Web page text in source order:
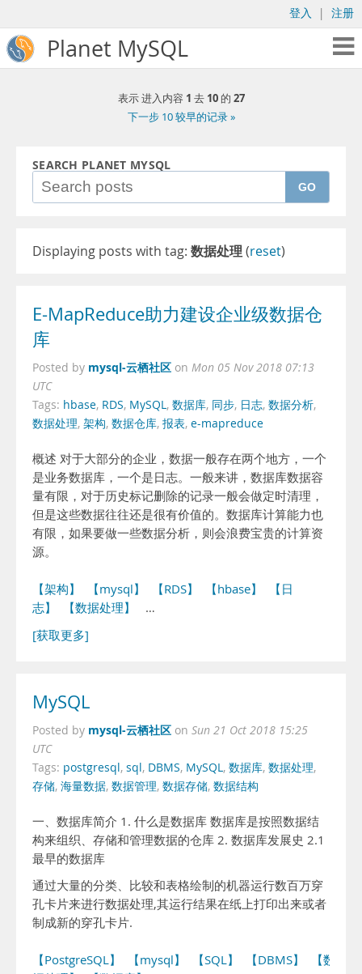
登入 | 注册
Planet MySQL
表示 进入内容 1 去 10的 27
下一步 10 较早的记录 »
SEARCH PLANET MYSQL
GO
Displaying posts with tag: 数据处理 (reset)
E-MapReduce助力建设企业级数据仓
库
Posted by mysql-云栖社区 on Mon 05 Nov 2018 07:13
UTC
Tags: hbase, RDS, MySQL, 数据库, 同步, 日志, 数据分析,
数据处理, 架构, 数据仓库, 报表, e-mapreduce
概述 对于大部分的企业，数据一般存在两个地方，一个
是业务数据库，一个是日志。一般来讲，数据库数据容
量有限，对于历史标记删除的记录一般会做定时清理，
但是这些数据往往还是很有价值的。数据库计算能力也
有限，如果要做一些数据分析，则会浪费宝贵的计算资
源。
【架构】 【mysql】 【RDS】 【hbase】
【日
志】
【数据处理】
…
[获取更多]
MySQL
Posted by mysql-云栖社区 on Sun 21 Oct 2018 15:25
UTC
Tags: postgresql, sql, DBMS, MySQL, 数据库, 数据处理,
存储, 海量数据, 数据管理, 数据存储, 数据结构
一、数据库简介 1. 什么是数据库 数据库是按照数据结
构来组织、存储和管理数据的仓库 2. 数据库发展史 2.1
最早的数据库
通过大量的分类、比较和表格绘制的机器运行数百万穿
孔卡片来进行数据处理,其运行结果在纸上打印出来或者
制成新的穿孔卡片.
【PostgreSQL】 【mysql】 【SQL】 【DBMS】
【数